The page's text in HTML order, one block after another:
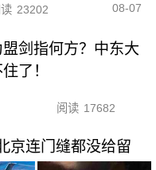
23202 08-07
剑指何方？中东大
了！
阅读 17682
京连门缝都没给留